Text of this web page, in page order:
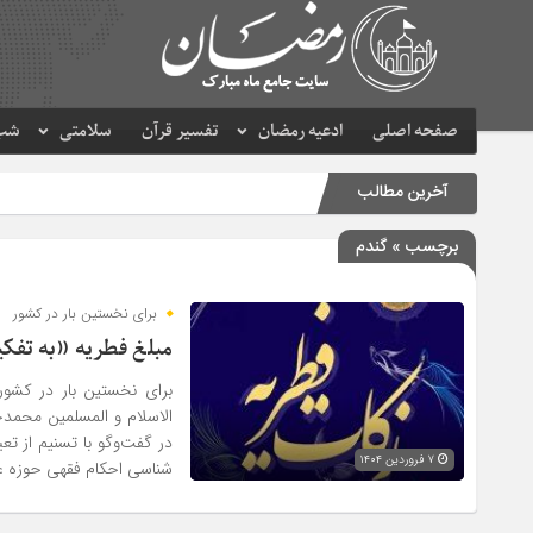
صفحه اصلی ادعیه رمضان تفسیر قرآن سلامتی
آخرین مطالب
برچسب » گندم
برای نخستین بار در کشور
مبلغ فطریه «به
برای نخستین بار در
الاسلام و المسلمین
در گفت‌وگو با تسنیم از
شناسی احکام فقهی حوزه